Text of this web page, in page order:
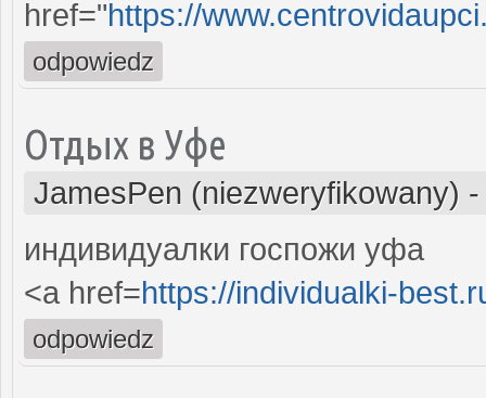
href="https://
odpowiedz
Отдых в Уфе
JamesPen (niezweryfikowany)
индивидуалки госпожи уфа
<a href=https://individualki-
odpowiedz